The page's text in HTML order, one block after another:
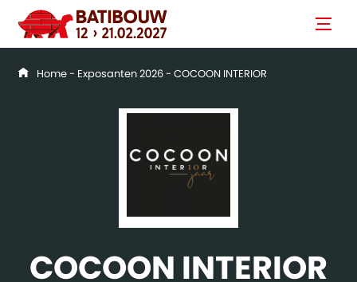
Home- Exposanten 2026- COCOON INTERIOR
COCOON INTERIOR